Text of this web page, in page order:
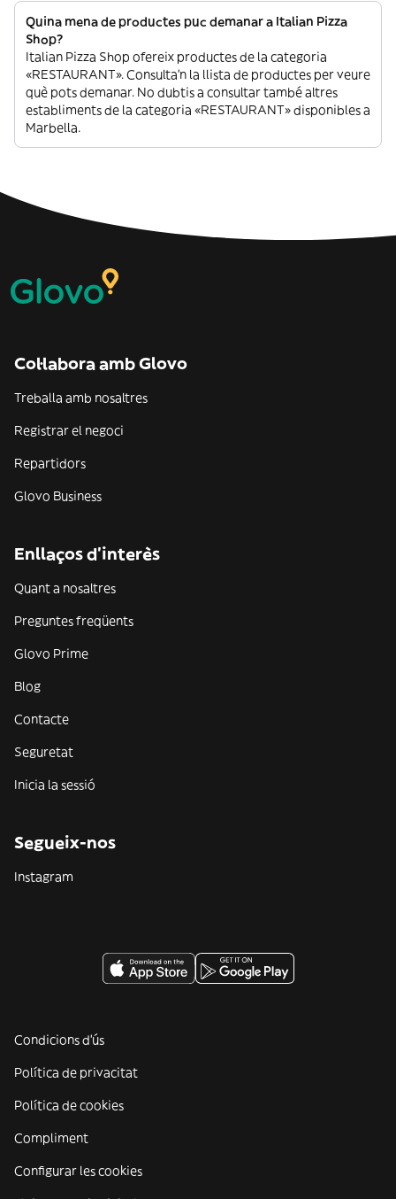
Quina mena de productes puc demanar a Italian Pizza
Shop?
Italian Pizza Shop ofereix productes de la categoria
«RESTAURANT». Consulta’n la llista de productes per veure
què pots demanar. No dubtis a consultar també altres
establiments de la categoria «RESTAURANT» disponibles a
Marbella.
Col·labora amb Glovo
Treballa amb nosaltres
Registrar el negoci
Repartidors
Glovo Business
Enllaços d'interès
Quant a nosaltres
Preguntes freqüents
Glovo Prime
Blog
Contacte
Seguretat
Inicia la sessió
Segueix-nos
Instagram
Condicions d'ús
Política de privacitat
Política de cookies
Compliment
Configurar les cookies